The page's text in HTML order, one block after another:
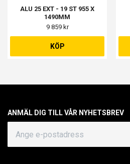
ALU 25 EXT - 19 ST 955 X
1490MM
9 859 kr
KÖP
ANMÄL DIG TILL VÅR NYHETSBREV